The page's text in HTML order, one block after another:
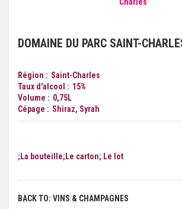
DOMAINE DU PARC SAINT-
Région
Saint-Charles
Taux d'alcool
15%
Volume
0,75L
Cépage
Shiraz, Syrah
;La bouteille;Le carton; Le lot
BACK TO: VINS & CHAMPAGNES